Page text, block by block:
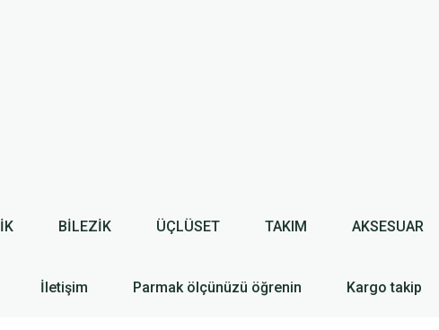
BİLEZİK ÜÇLÜSET TAKIM AKSESUAR
İletişim Parmak ölçünüzü öğrenin Kargo takip